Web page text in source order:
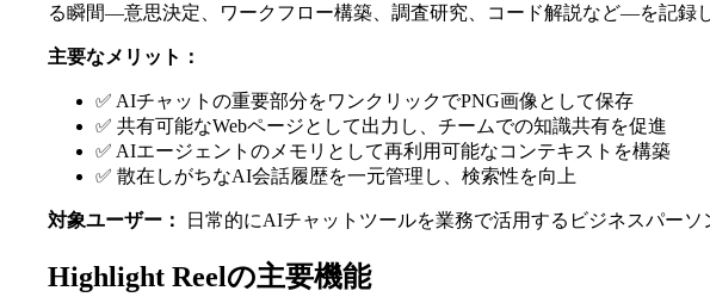
る瞬間—意思決定、ワークフロー構築、調査研究、コード解説など—を記録
主要なメリット：
✅ AIチャットの重要部分をワンクリックでPNG画像として保存
✅ 共有可能なWebページとして出力し、チームでの知識共有を促進
✅ AIエージェントのメモリとして再利用可能なコンテキストを構築
✅ 散在しがちなAI会話履歴を一元管理し、検索性を向上
対象ユーザー： 日常的にAIチャットツールを業務で活用するビジネスパー
Highlight Reelの主要機能